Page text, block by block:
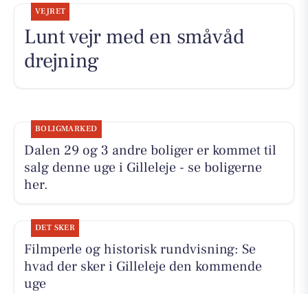
VEJRET
Lunt vejr med en småvåd
drejning
BOLIGMARKED
Dalen 29 og 3 andre boliger er kommet til
salg denne uge i Gilleleje - se boligerne
her.
DET SKER
Filmperle og historisk rundvisning: Se
hvad der sker i Gilleleje den kommende
uge